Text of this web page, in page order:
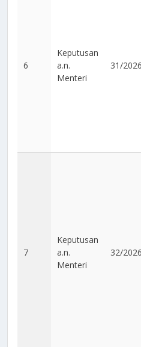
6
Keputusan
a.n.
Menteri
31/2026
7
Keputusan
a.n.
Menteri
32/2026